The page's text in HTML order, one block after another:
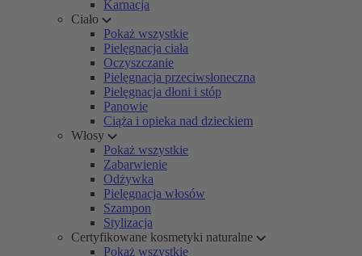
Karnacja
Ciało
Pokaż wszystkie
Pielęgnacja ciała
Oczyszczanie
Pielęgnacja przeciwsłoneczna
Pielęgnacja dłoni i stóp
Panowie
Ciąża i opieka nad dzieckiem
Włosy
Pokaż wszystkie
Zabarwienie
Odżywka
Pielęgnacja włosów
Szampon
Stylizacja
Certyfikowane kosmetyki naturalne
Pokaż wszystkie